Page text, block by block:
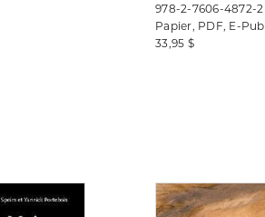
978-2-7606-4872-2
Papier, PDF, E-Pub
33,95 $
Consulter